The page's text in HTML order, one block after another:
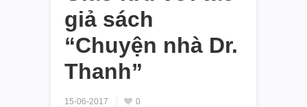
giả sách
“Chuyện nhà Dr.
Thanh”
15-06-2017 0